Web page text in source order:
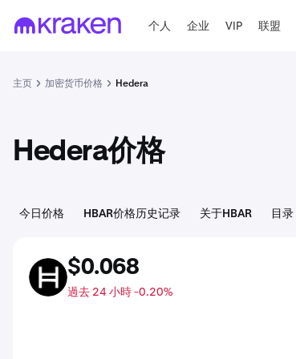
个人 企业 VIP 联盟
主页 加密货币价格 Hedera
Hedera价格
今日价格 HBAR价格历史记录 关于HBAR 目录
HBAR $0.068
過去 24 小時 -0.20%